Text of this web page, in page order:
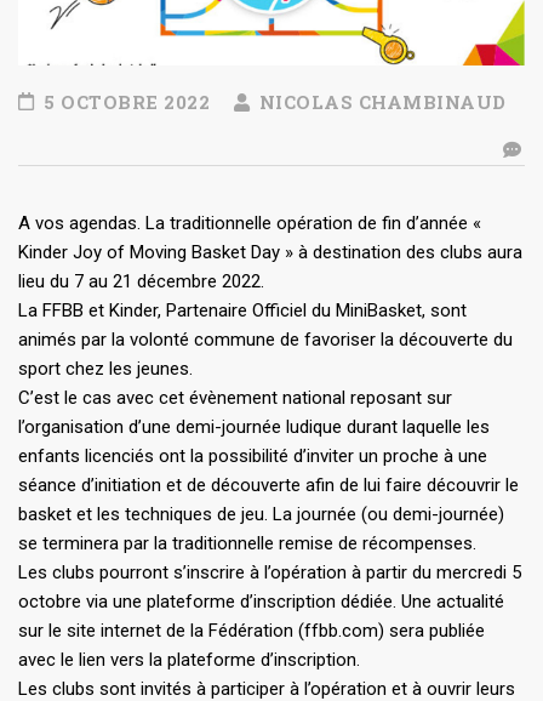
5 OCTOBRE 2022 NICOLAS CHAMBINAUD
A vos agendas. La traditionnelle opération de fin d’année «
Kinder Joy of Moving Basket Day » à destination des clubs aura
lieu du 7 au 21 décembre 2022.
La FFBB et Kinder, Partenaire Officiel du MiniBasket, sont
animés par la volonté commune de favoriser la découverte du
sport chez les jeunes.
C’est le cas avec cet évènement national reposant sur
l’organisation d’une demi-journée ludique durant laquelle les
enfants licenciés ont la possibilité d’inviter un proche à une
séance d’initiation et de découverte afin de lui faire découvrir le
basket et les techniques de jeu. La journée (ou demi-journée)
se terminera par la traditionnelle remise de récompenses.
Les clubs pourront s’inscrire à l’opération à partir du mercredi 5
octobre via une plateforme d’inscription dédiée. Une actualité
sur le site internet de la Fédération (ffbb.com) sera publiée
avec le lien vers la plateforme d’inscription.
Les clubs sont invités à participer à l’opération et à ouvrir leurs